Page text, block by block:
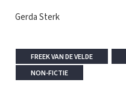
Gerda Sterk
FREEK VAN DE VELDE
NON-FICTIE